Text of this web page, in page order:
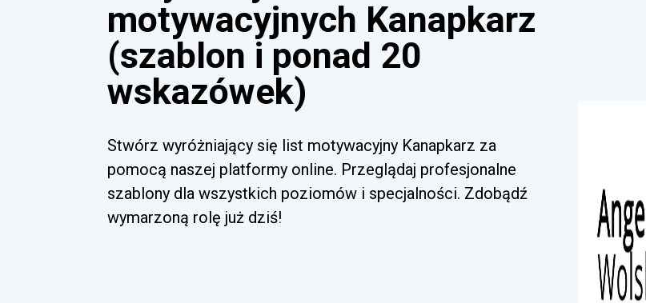
motywacyjnych Kanapkarz
(szablon i ponad 20
wskazówek)
Stwórz wyróżniający się list motywacyjny Kanapkarz za
pomocą naszej platformy online. Przeglądaj profesjonalne
szablony dla wszystkich poziomów i specjalności. Zdobądź
wymarzoną rolę już dziś!